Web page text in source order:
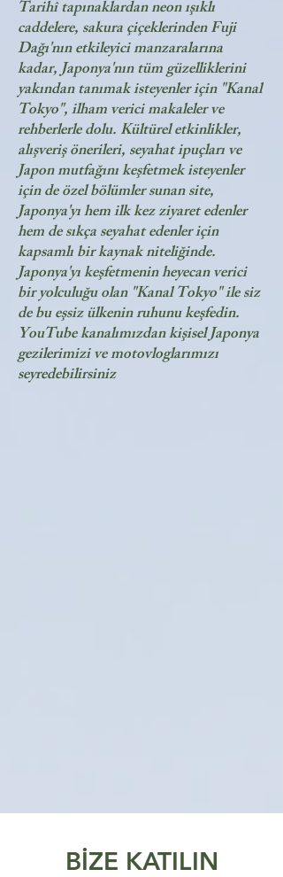
Tarihî tapınaklardan neon ışıklı
caddelere, sakura çiçeklerinden Fuji
Dağı'nın etkileyici manzaralarına
kadar, Japonya'nın tüm güzelliklerini
yakından tanımak isteyenler için "Kanal
Tokyo", ilham verici makaleler ve
rehberlerle dolu. Kültürel etkinlikler,
alışveriş önerileri, seyahat ipuçları ve
Japon mutfağını keşfetmek isteyenler
için de özel bölümler sunan site,
Japonya'yı hem ilk kez ziyaret edenler
hem de sıkça seyahat edenler için
kapsamlı bir kaynak niteliğinde.
Japonya'yı keşfetmenin heyecan verici
bir yolculuğu olan "Kanal Tokyo" ile siz
de bu eşsiz ülkenin ruhunu keşfedin.
YouTube kanalımızdan kişisel Japonya
gezilerimizi ve motovloglarımızı
seyredebilirsiniz
BİZE KATILIN